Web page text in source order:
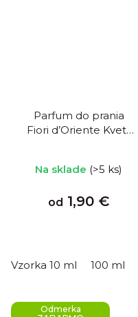
Parfum do prania
Fiori d’Oriente Kvety
Na sklade (>5 ks)
od 1,90 €
Vzorka 10 ml 100 ml
Odmerka